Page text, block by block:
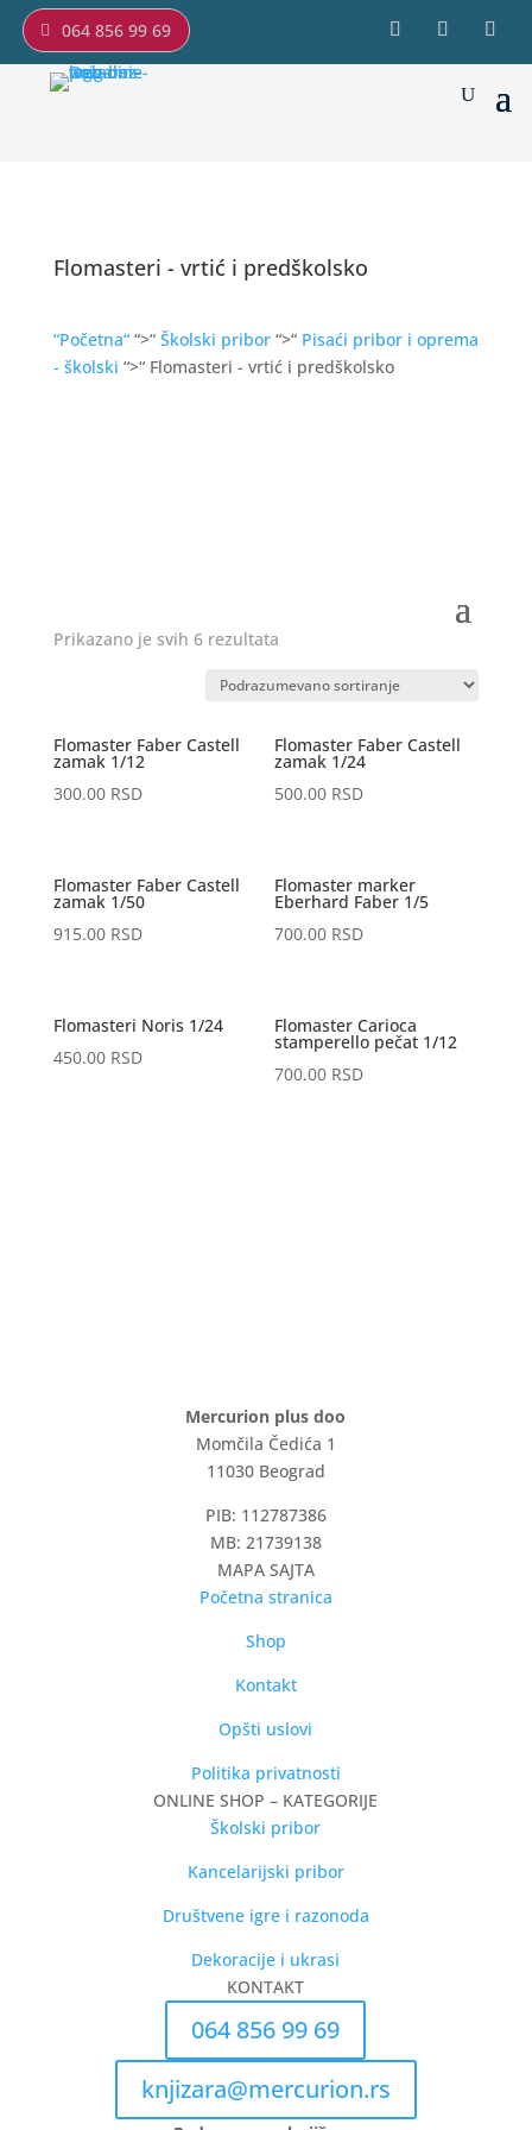
064 856 99 69
Flomasteri - vrtić i predškolsko
“Početna““>“ Školski pribor“>“ Pisaći pribor i oprema
- školski “>“ Flomasteri - vrtić i predškolsko
Prikazano je svih 6 rezultata
Flomaster Faber Castell
zamak 1/12
300.00RSD
Flomaster Faber Castell
zamak 1/24
500.00 RSD
Flomaster Faber Castell
zamak 1/50
915.00RSD
Flomaster marker
Eberhard Faber 1/5
700.00 RSD
Flomasteri Noris 1/24
450.00RSD
Flomaster Carioca
stamperello pečat 1/12
700.00 RSD
Mercurion plus doo
Momčila Čedića 1
11030 Beograd
PIB: 112787386
MB: 21739138
MAPA SAJTA
Početna stranica
Shop
Kontakt
Opšti uslovi
Politika privatnosti
ONLINE SHOP – KATEGORIJE
Školski pribor
Kancelarijski pribor
Društvene igre i razonoda
Dekoracije i ukrasi
KONTAKT
064 856 99 69
knjizara@mercurion.rs